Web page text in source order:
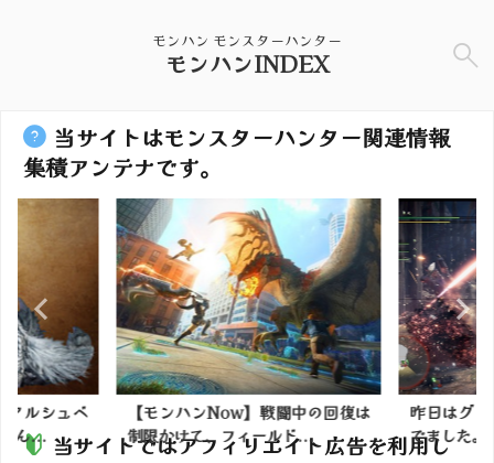
モンハン モンスターハンター
モンハンINDEX
当サイトはモンスターハンター関連情報
集積アンテナです。
ルシュベ
ん...
【モンハンNow】戦闘中の回復は
制限かけて、フィールド...
昨日はグ
でました
当サイトではアフィリエイト広告を利用し